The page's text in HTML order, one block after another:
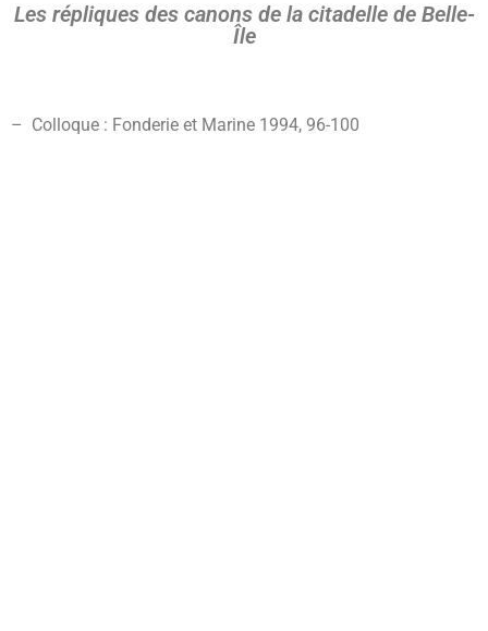
Les répliques des canons de la citadelle de Belle-
Île
– Colloque : Fonderie et Marine 1994, 96-100